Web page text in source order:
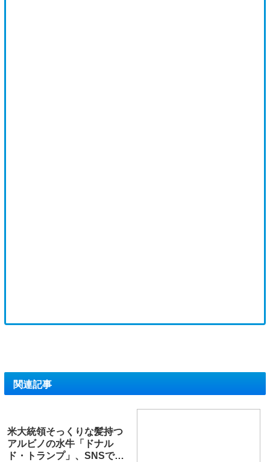
関連記事
米大統領そっくりな髪持つ
アルビノの水牛「ドナル
ド・トランプ」、SNSで人